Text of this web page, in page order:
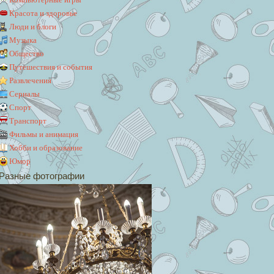
Красота и здоровье
Люди и блоги
Музыка
Общество
Путешествия и события
Развлечения
Сериалы
Спорт
Транспорт
Фильмы и анимация
Хобби и образование
Юмор
фотографии